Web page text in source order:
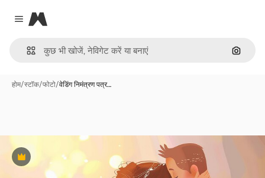
Close menu
Magnific
इमेज से
होम/स्टॉक/फोटो/वेडिंग निमंत्रण पत्र…
Premium